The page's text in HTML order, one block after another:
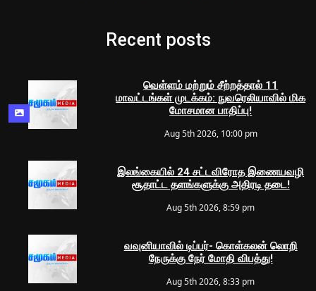
Recent posts
வெள்ளம் மற்றும் சீற்றத்தால் 11
மாவட்டங்கள் முடக்கம்: நுவரெலியாவில் மிக
மோசமான பாதிப்பு!
Aug 5th 2026, 10:00 pm
இலங்கையில் 24 சட்டவிரோத இணையவழி
சூதாட்ட தளங்களுக்கு அதிரடி தடை!
Aug 5th 2026, 8:59 pm
வவுனியாவில் டிப்பர்- கொள்கலன் லொறி
நேருக்கு நேர் மோதி விபத்து!
Aug 5th 2026, 8:33 pm